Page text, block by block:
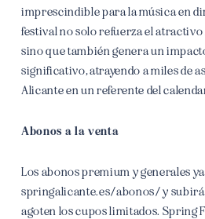
imprescindible para la música en
festival no solo refuerza el atractivo
sino que también genera un
significativo, atrayendo a miles de
Alicante en un referente del
Abonos a la venta
Los abonos premium y generales
springalicante.es/abonos/ y
agoten los cupos limitados. Spring